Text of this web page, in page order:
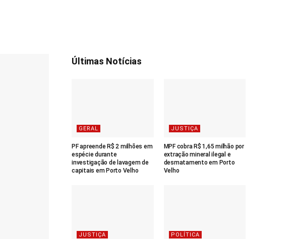
Últimas Notícias
GERAL
PF apreende R$ 2 milhões em
espécie durante
investigação de lavagem de
capitais em Porto Velho
JUSTIÇA
MPF cobra R$ 1,65 milhão por
extração mineral ilegal e
desmatamento em Porto
Velho
JUSTIÇA POLÍTICA